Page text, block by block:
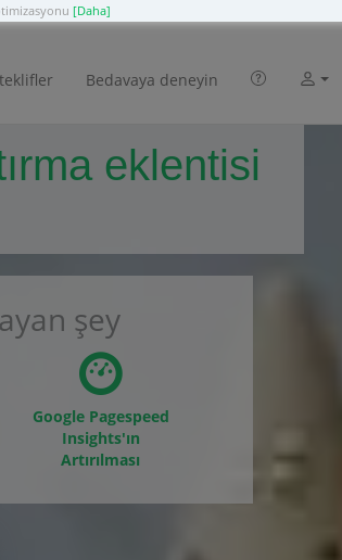
[Daha]
Bedavaya deneyin
eklentisi
şey
Google Pagespeed
Insights'ın
Artırılması